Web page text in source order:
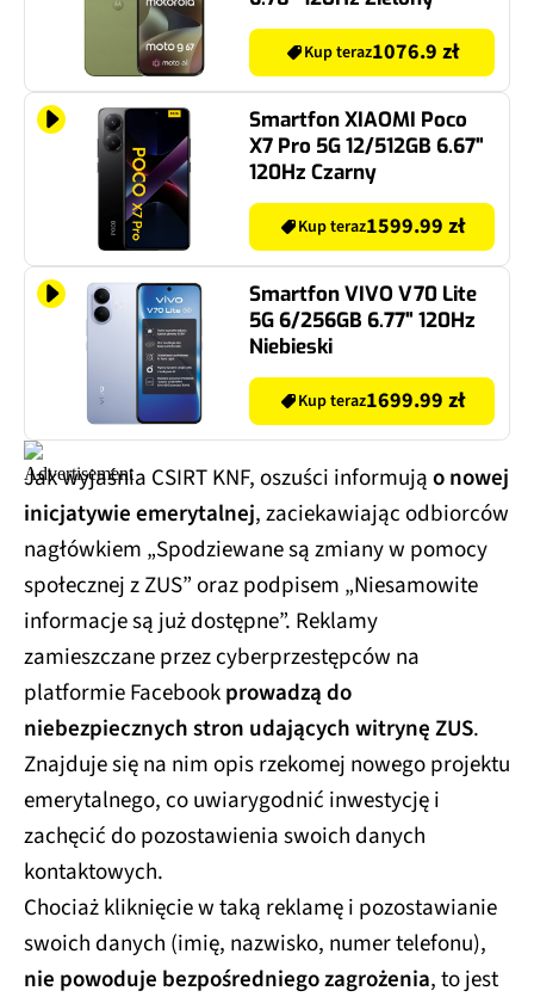
Kup teraz1076.9 zł
Smartfon XIAOMI Poco
X7 Pro 5G 12/512GB 6.67"
120Hz Czarny
Kup teraz1599.99 zł
Smartfon VIVO V70 Lite
5G 6/256GB 6.77" 120Hz
Niebieski
Kup teraz1699.99 zł
Jak wyjaśnia CSIRT KNF, oszuści informująo nowej
inicjatywie emerytalnej, zaciekawiając odbiorców
nagłówkiem „Spodziewane są zmiany w pomocy
społecznej z ZUS” oraz podpisem „Niesamowite
informacje są już dostępne”. Reklamy
zamieszczane przez cyberprzestępców na
platformie Facebookprowadzą do
niebezpiecznych stron udających witrynę ZUS.
Znajduje się na nim opis rzekomej nowego projektu
emerytalnego, co uwiarygodnić inwestycję i
zachęcić do pozostawienia swoich danych
kontaktowych.
Chociaż kliknięcie w taką reklamę i pozostawianie
swoich danych (imię, nazwisko, numer telefonu),
nie powoduje bezpośredniego zagrożenia, to jest